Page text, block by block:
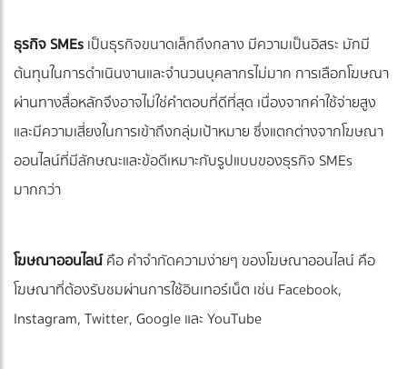
ธุรกิจ SMEsเป็นธุรกิจขนาดเล็กถึงกลาง มีความเป็นอิสระ มักมี
ต้นทุนในการดำเนินงานและจำนวนบุคลากรไม่มาก การเลือกโฆษณา
ผ่านทางสื่อหลักจึงอาจไม่ใช่คำตอบที่ดีที่สุด เนื่องจากค่าใช้จ่ายสูง
และมีความเสี่ยงในการเข้าถึงกลุ่มเป้าหมาย ซึ่งแตกต่างจากโฆษณา
ออนไลน์ที่มีลักษณะและข้อดีเหมาะกับรูปแบบของธุรกิจ SMEs
มากกว่า
โฆษณาออนไลน์คือ คำจำกัดความง่ายๆ ของโฆษณาออนไลน์ คือ
โฆษณาที่ต้องรับชมผ่านการใช้อินเทอร์เน็ต เช่น Facebook,
Instagram, Twitter, Google และ YouTube